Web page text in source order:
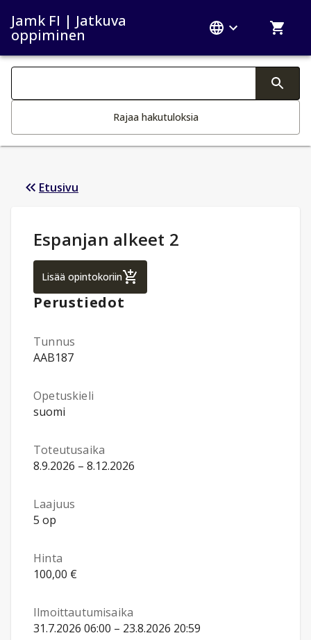
Jamk FI | Jatkuva
oppiminen
Haku kategoriat
Rajaa hakutuloksia
Etusivu
Opintotiedot:
Espanjan alkeet 2
Lisää opintokoriinEspanjan alkeet 2
Perustiedot
Tunnus
AAB187
Opetuskieli
suomi
Toteutusaika
8.9.2026 – 8.12.2026
Laajuus
5 op
Hinta
100,00 €
Ilmoittautumisaika
31.7.2026 06:00 – 23.8.2026 20:59